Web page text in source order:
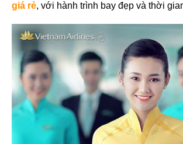
giá rẻ, với hành trình bay đẹp và thời